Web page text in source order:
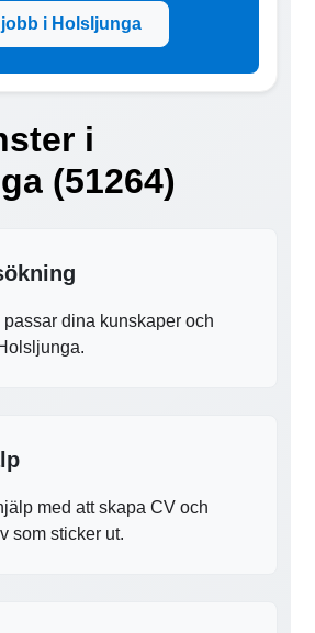
i Holsljunga
i
(51264)
passar dina kunskaper och
med att skapa CV och
som sticker ut.